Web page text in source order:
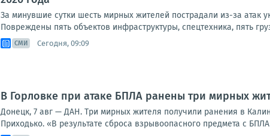
За минувшие сутки шесть мирных жителей пострадали из-за
Повреждены пять объектов инфраструктуры, спецтехника, пять
СМИ Сегодня, 09:09
В Горловке при атаке БПЛА ранены три мирных
Донецк, 7 авг — ДАН. Три мирных жителя получили ранения в
Приходько. «В результате сброса взрывоопасного предмета с